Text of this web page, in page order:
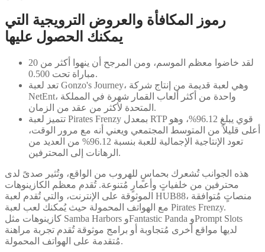
رموز المكافأة والعروض الترويجية التي
يمكنك الحصول عليها
لقد خاضوا معظم الموسم، ومن المرجح أن ينهوا أكثر من 20
مباراة تحت 0.500.
تعد لعبة Gonzo's Journey، وهي لعبة قديمة من إنتاج شركة
NetEnt، واحدة من أكثر ألعاب القمار شهرة في المملكة
المتحدة لأكثر من عقد من الزمان.
تتميز لعبة Pirates Frenzy بمعدل RTP قوي يبلغ 96.12%، وهو
أعلى قليلاً من المتوسط ​​المجتمعي ويعني أنه مع مرور الوقت،
تعود الإنتاجية الإجمالية للعبة بنسبة 96.12% من العديد من
الرهانات إلى المحترفين.
هذه الجوانب تُشعرك بحماسٍ للهروب من الواقع، وتُثير صدىً لدى
محترفين من خلفياتٍ وأعمارٍ مُتنوعة. تُقدم معظم الكازينوهات
الموثوقة على الإنترنت، والتي تُقدم لعبة HUB88، منصاتٍ مُتوافقة
مع الهواتف المحمولة حيث يُمكنك لعب لعبة Pirates Frenzy.
كازينوهات مثل Samba Harbors وFantastic Panda وPrompt Slots
لديها مواقع أخرى مُتجاوبة أو برامج موثوقة تُقدم تجربة مراهنة
مُتقدمة على الهواتف المحمولة.